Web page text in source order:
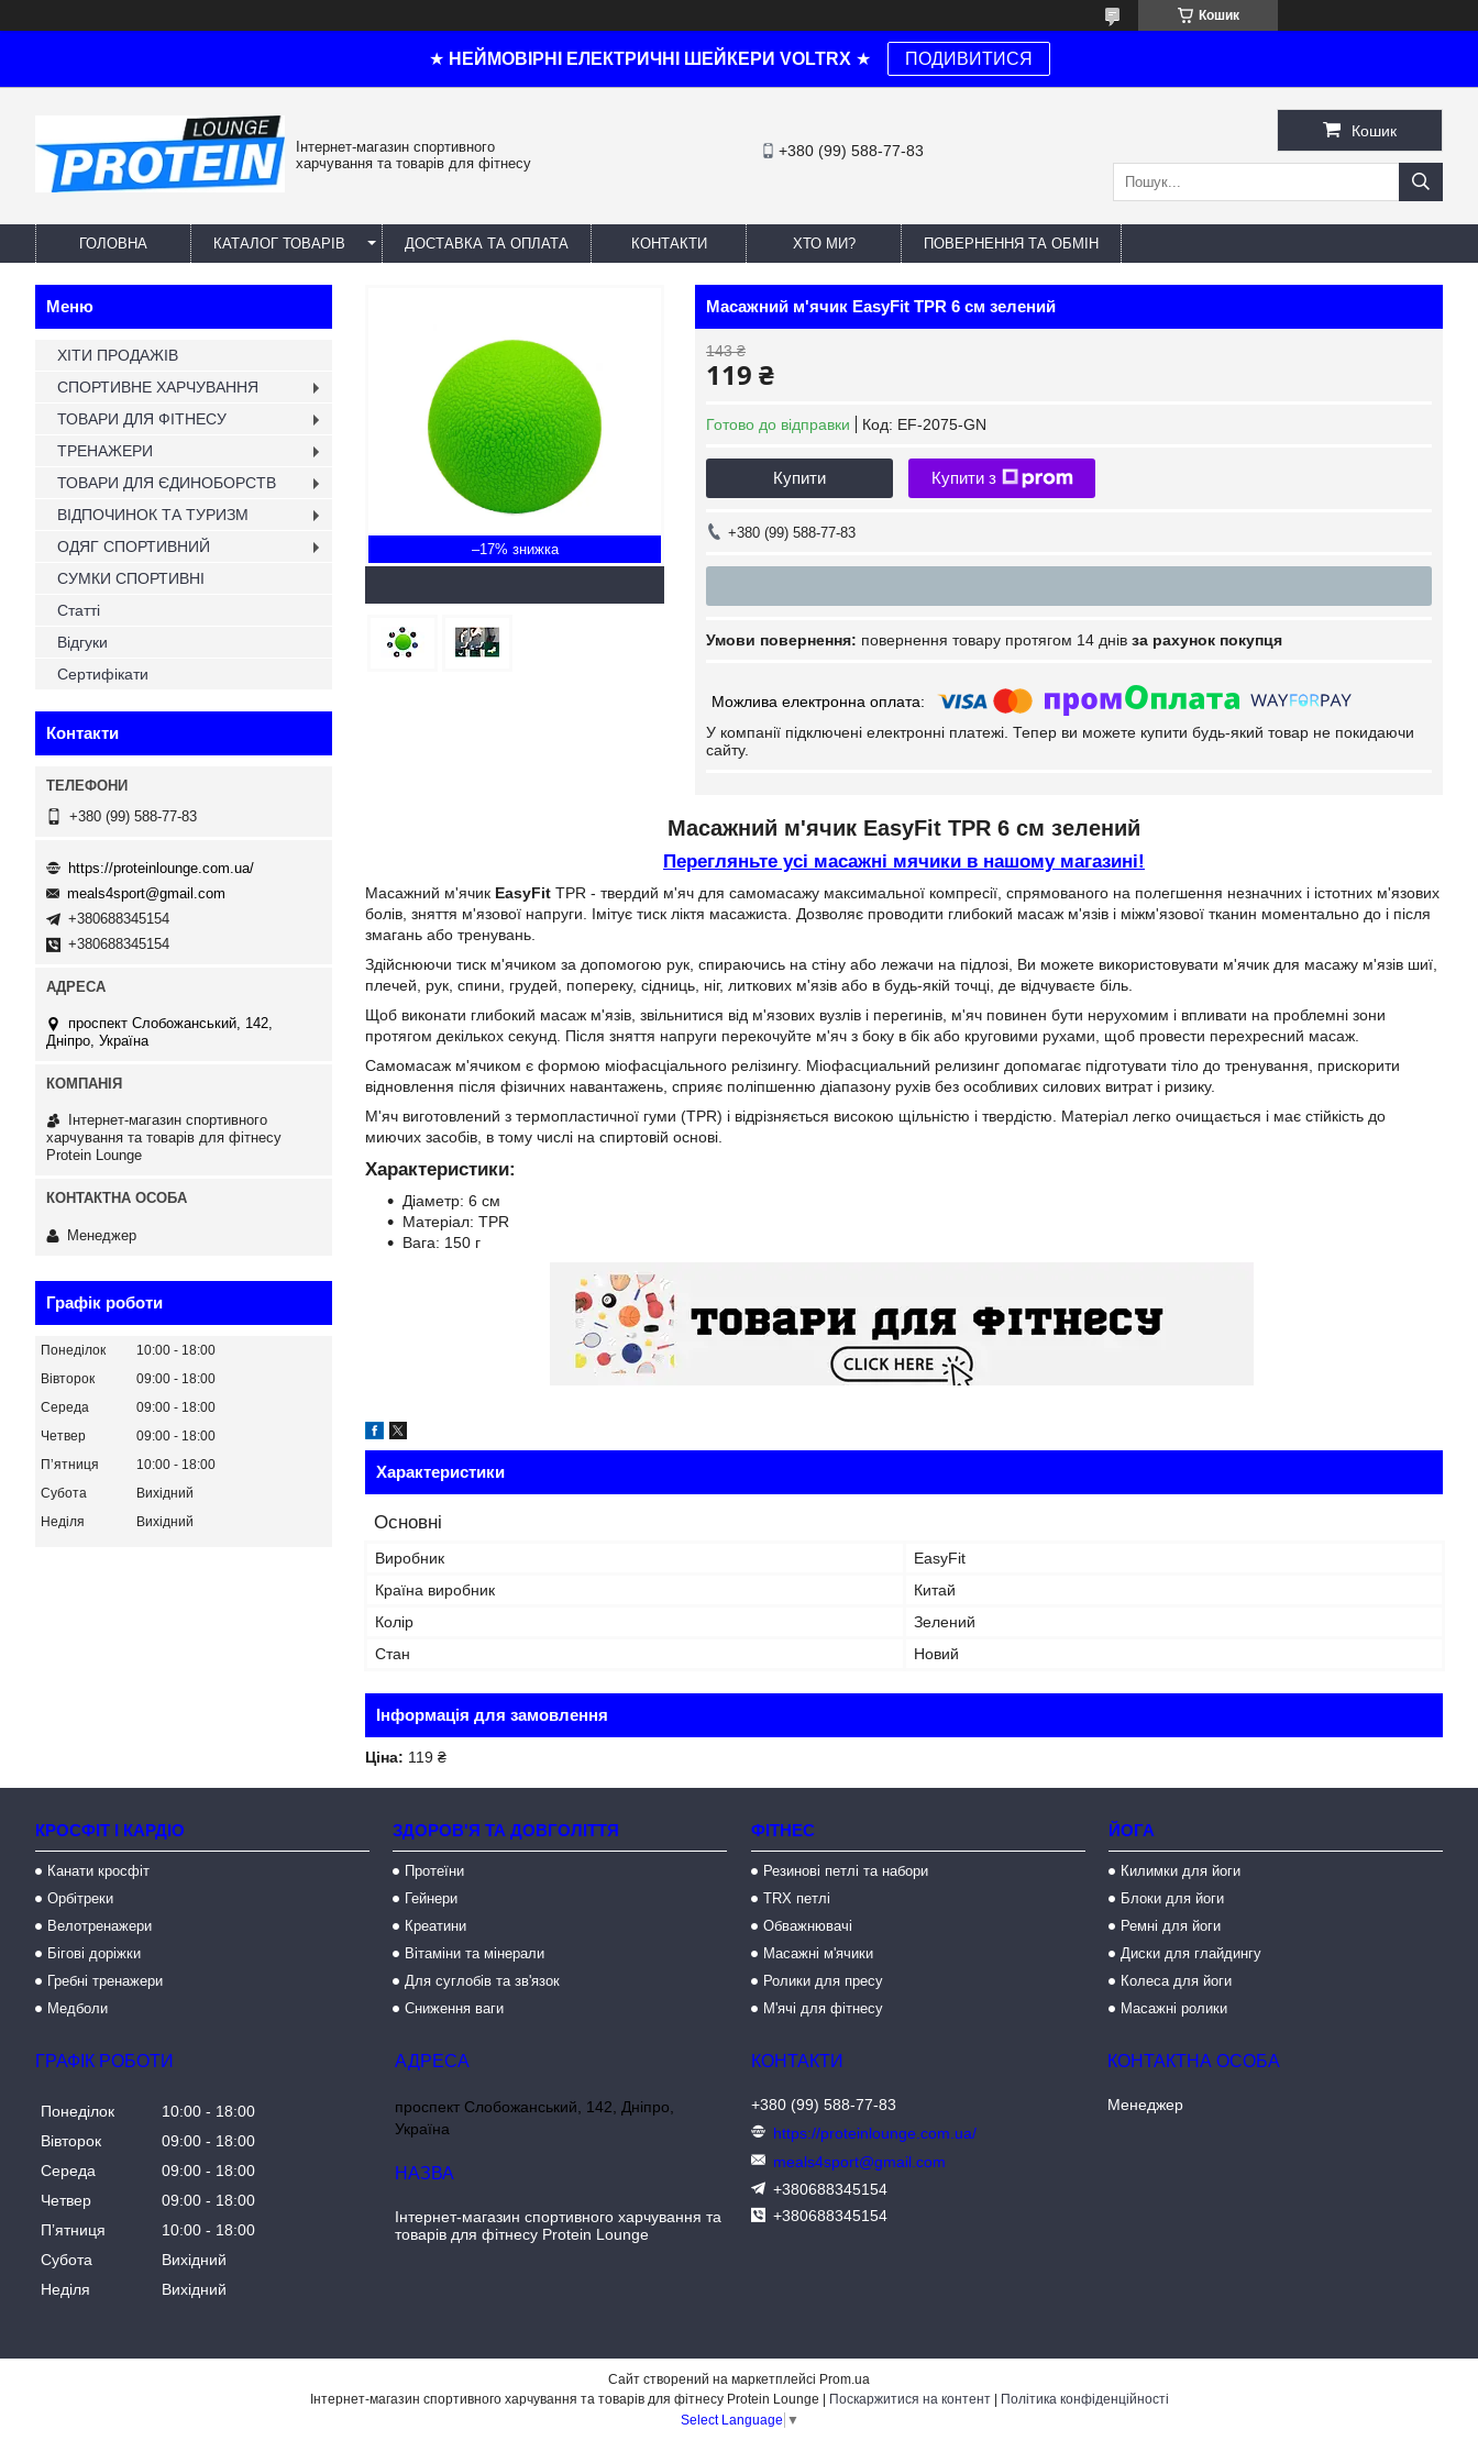
Кошик
★ НЕЙМОВІРНІ ЕЛЕКТРИЧНІ ШЕЙКЕРИ VOLTRX ★ ПОДИВИТИСЯ
Інтернет-магазин спортивного
харчування та товарів для фітнесу
+380 (99) 588-77-83
Кошик
ГОЛОВНА КАТАЛОГ ТОВАРІВ ДОСТАВКА ТА ОПЛАТА КОНТАКТИ ХТО МИ? ПОВЕРНЕННЯ ТА ОБМІН
–17%
Масажний м'ячик EasyFit TPR 6 см зелений
143 ₴
119 ₴
Готово до відправки Код: EF-2075-GN
Купити Купити з
+380 (99) 588-77-83
повернення товару протягом 14 днів за рахунок покупця
У компанії підключені електронні платежі. Тепер ви можете купити будь-який товар не покидаючи
сайту.
Масажний м'ячик EasyFit TPR 6 см зелений
Перегляньте усі масажні мячики в нашому магазині!
Масажний м'ячик EasyFit TPR - твердий м'яч для самомасажу максимальної компресії, спрямованого на полегшення незначних і істотних м'язових
болів, зняття м'язової напруги. Імітує тиск ліктя масажиста. Дозволяє проводити глибокий масаж м'язів і міжм'язової тканин моментально до і після
змагань або тренувань.
Здійснюючи тиск м'ячиком за допомогою рук, спираючись на стіну або лежачи на підлозі, Ви можете використовувати м'ячик для масажу м'язів шиї,
плечей, рук, спини, грудей, попереку, сідниць, ніг, литкових м'язів або в будь-якій точці, де відчуваєте біль.
Щоб виконати глибокий масаж м'язів, звільнитися від м'язових вузлів і перегинів, м'яч повинен бути нерухомим і впливати на проблемні зони
протягом декількох секунд. Після зняття напруги перекочуйте м'яч з боку в бік або круговими рухами, щоб провести перехресний масаж.
Самомасаж м'ячиком є формою міофасціального релізингу. Міофасциальний релизинг допомагає підготувати тіло до тренування, прискорити
відновлення після фізичних навантажень, сприяє поліпшенню діапазону рухів без особливих силових витрат і ризику.
М'яч виготовлений з термопластичної гуми (TPR) і відрізняється високою щільністю і твердістю. Матеріал легко очищається і має стійкість до
миючих засобів, в тому числі на спиртовій основі.
Характеристики:
Діаметр: 6 см
Матеріал: TPR
Вага: 150 г
Характеристики
Основні
Виробник
EasyFit
Країна виробник
Китай
Колір
Зелений
Стан
Новий
Інформація для замовлення
Ціна: 119 ₴
ХІТИ ПРОДАЖІВ
СПОРТИВНЕ ХАРЧУВАННЯ
ТОВАРИ ДЛЯ ФІТНЕСУ
ТРЕНАЖЕРИ
ТОВАРИ ДЛЯ ЄДИНОБОРСТВ
ВІДПОЧИНОК ТА ТУРИЗМ
ОДЯГ СПОРТИВНИЙ
СУМКИ СПОРТИВНІ
Статті
Відгуки
Сертифікати
Контакти
+380 (99) 588-77-83
https://proteinlounge.com.ua/
meals4sport@gmail.com
+380688345154
+380688345154
проспект Слобожанський, 142,
Дніпро, Україна
Інтернет-магазин спортивного
харчування та товарів для фітнесу
Protein Lounge
Менеджер
Графік роботи
Понеділок 10:00
18:00
Вівторок
09:00
18:00
Середа
09:00
18:00
Четвер
09:00
18:00
Пʼятниця
10:00
18:00
Субота
Вихідний
Неділя
Вихідний
КРОСФІТ І КАРДІО
Канати кросфіт
Орбітреки
Велотренажери
Бігові доріжки
Гребні тренажери
Медболи
ЗДОРОВ'Я ТА ДОВГОЛІТТЯ
Протеїни
Гейнери
Креатини
Вітаміни та мінерали
Для суглобів та зв'язок
Сниження ваги
ФІТНЕС
Резинові петлі та набори
TRX петлі
Обважнювачі
Масажні м'ячики
Ролики для пресу
М'ячі для фітнесу
ЙОГА
Килимки для йоги
Блоки для йоги
Ремні для йоги
Диски для глайдингу
Колеса для йоги
Масажні ролики
ГРАФІК РОБОТИ
Понеділок 10:00
18:00
Вівторок
09:00
18:00
Середа
09:00
18:00
Четвер
09:00
18:00
Пʼятниця
10:00
18:00
Субота
Вихідний
Неділя
Вихідний
проспект Слобожанський, 142, Дніпро,
Україна
Інтернет-магазин спортивного харчування та
товарів для фітнесу Protein Lounge
+380 (99) 588-77-83
https://proteinlounge.com.ua/
meals4sport@gmail.com
+380688345154
+380688345154
Менеджер
Сайт створений на маркетплейсі Prom.ua
Поскаржитися на контент
Політика конфіденційності
Select Language ▼